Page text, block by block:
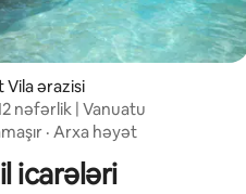
Vila ərazisi
nəfərlik | Vanuatu
· Arxa həyət
icarələri